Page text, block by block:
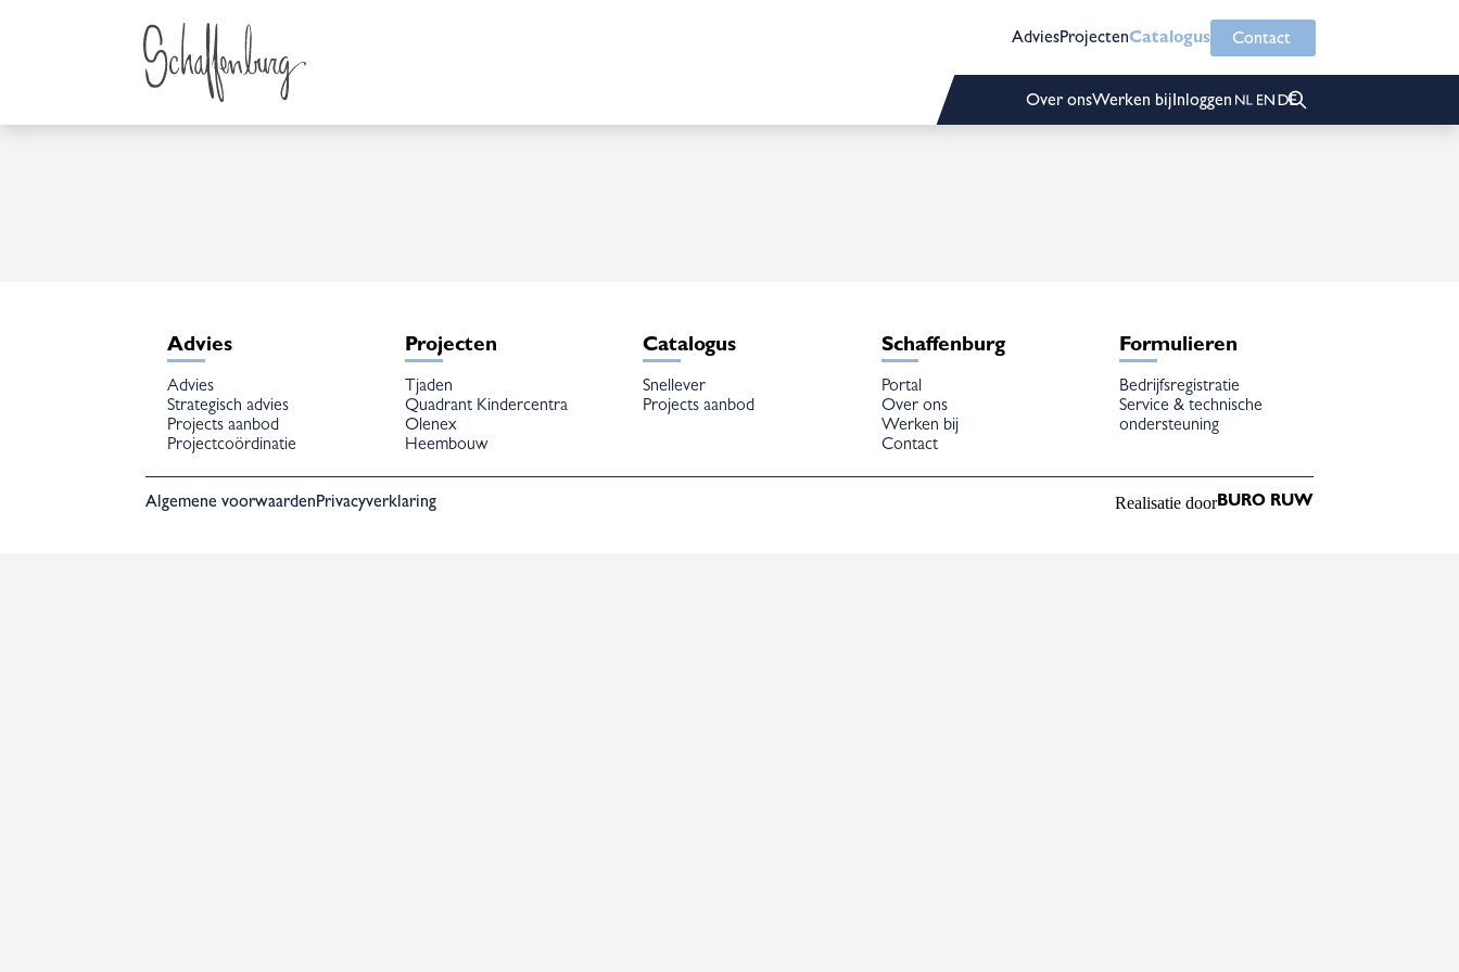
AdviesProjectenCatalogus Contact
Over onsWerken bijInloggen
Advies
Advies
Strategisch advies
Projects aanbod
Projectcoördinatie
Projecten
Tjaden
Quadrant Kindercentra
Olenex
Heembouw
Catalogus
Snellever
Projects aanbod
Schaffenburg
Portal
Over ons
Werken bij
Contact
Formulieren
Bedrijfsregistratie
Service & technische
ondersteuning
Algemene voorwaardenPrivacyverklaring Realisatie doorBURO RUW